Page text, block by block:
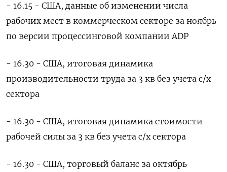
- 16.15 - США, данные об изменении числа
рабочих мест в коммерческом секторе за ноябрь
по версии процессинговой компании ADP
- 16.30 - США, итоговая динамика
производительности труда за 3 кв без учета с/х
сектора
- 16.30 - США, итоговая динамика стоимости
рабочей силы за 3 кв без учета с/х сектора
- 16.30 - США, торговый баланс за октябрь